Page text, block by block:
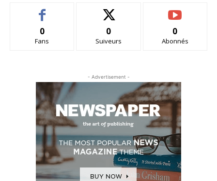
0
Fans
0
Suiveurs
0
Abonnés
- Advertisement -